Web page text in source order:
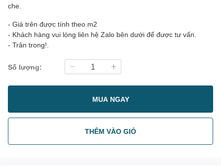
che.
- Giá trên được tính theo m2
- Khách hàng vui lòng liên hệ Zalo bên dưới để được tư vấn.
- Trân trong!.
Số lượng:
MUA NGAY
THÊM VÀO GIỎ